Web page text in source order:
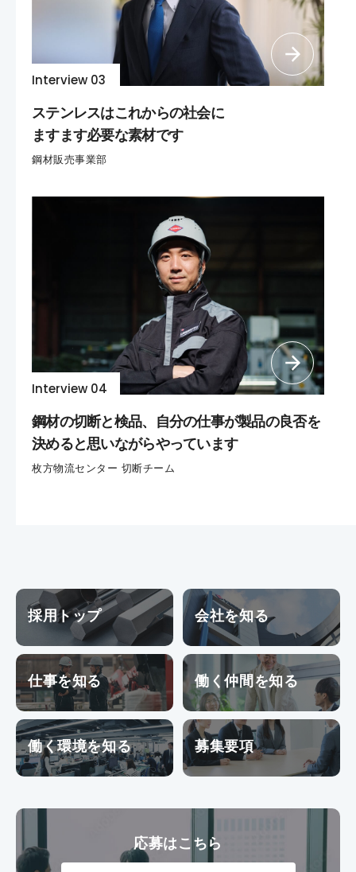
Interview 03
ステンレスはこれからの社会に
ますます必要な素材です
鋼材販売事業部
Interview 04
鋼材の切断と検品、自分の仕事が製品の良否を
決めると思いながらやっています
枚方物流センター 切断チーム
採用トップ 会社を知る
仕事を知る 働く仲間を知る
働く環境を知る 募集要項
応募はこちら